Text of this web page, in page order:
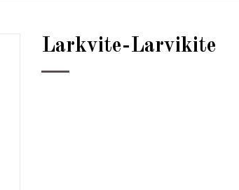
Larkvite-Larvikite